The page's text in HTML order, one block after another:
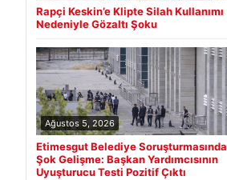
Rapçi Keskin’e Klipte Silah Kullanımı
Nedeniyle Gözaltı Şoku
Ağustos 5, 2026
Etimesgut Belediye Soruşturmasında
Şok Gelişme: Başkan Yardımcısının
Uyuşturucu Testi Pozitif Çıktı